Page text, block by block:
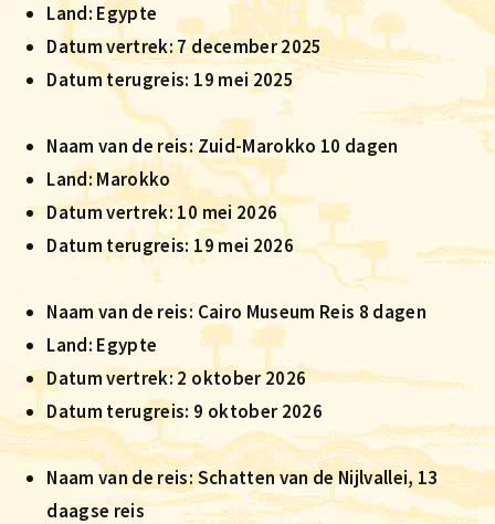
Land: Egypte
Datum vertrek: 7 december 2025
Datum terugreis: 19 mei 2025
Naam van de reis: Zuid-Marokko 10 dagen
Land: Marokko
Datum vertrek: 10 mei 2026
Datum terugreis: 19 mei 2026
Naam van de reis: Cairo Museum Reis 8 dagen
Land: Egypte
Datum vertrek: 2 oktober 2026
Datum terugreis: 9 oktober 2026
Naam van de reis: Schatten van de Nijlvallei, 13
daagse reis